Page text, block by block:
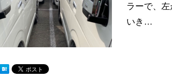
ラーで、
いき…